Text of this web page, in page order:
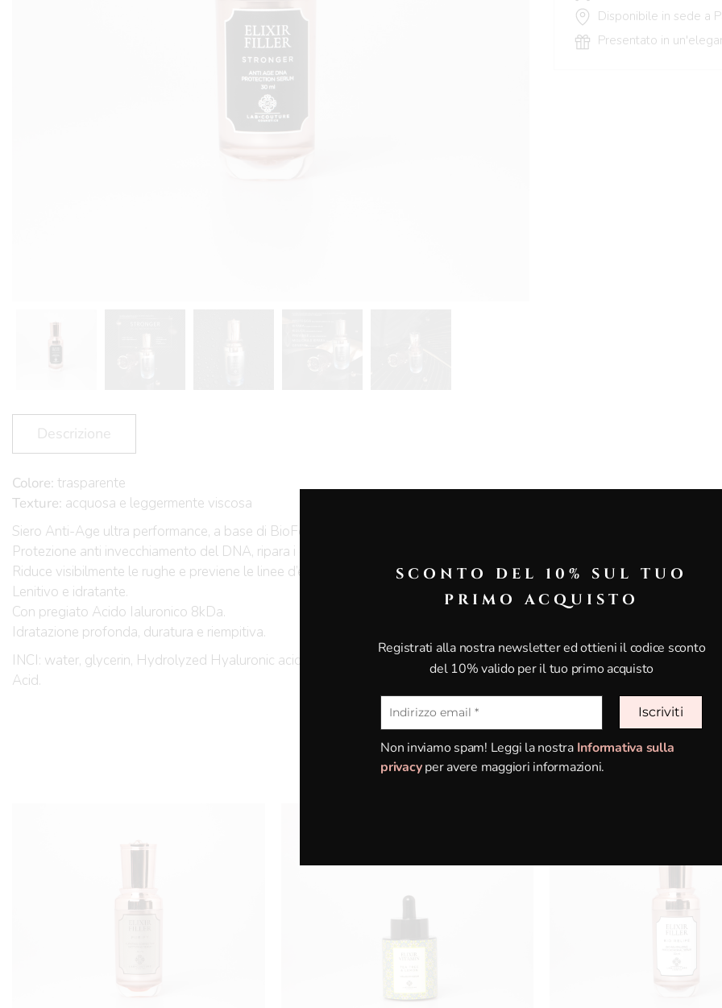
Disponibile in sede a
Presentato in
Descrizione
Colore: trasparente
Texture: acquosa e leggermente viscosa
Siero Anti-Age ultra performance, a base di BioFermentati, peptidi e oligopeptidi.
Protezione anti invecchiamento del DNA, ripara i danni dei raggi UV.
Riduce visibilmente le rughe e previene le linee d’espressione, migliora l’elasticità dei tessuti generando nuove cellule
Lenitivo e idratante.
Con pregiato Acido Ialuronico 8kDa.
Idratazione profonda, duratura e riempitiva.
INCI: water, glycerin, Hydrolyzed Hyaluronic acid, scenedesmus Deserticola Ferment extract, Oligopeptide-20, Copper
Acid.
Potrebbero interessarti anche
SCONTO DEL 10% SUL TUO
PRIMO ACQUISTO
Registrati alla nostra newsletter ed ottieni il codice sconto
del 10% valido per il tuo primo acquisto
Non inviamo spam! Leggi la nostra Informativa sulla
privacyper avere maggiori informazioni.